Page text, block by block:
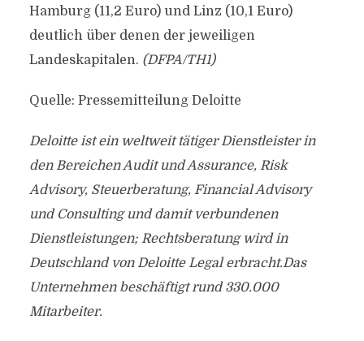
Hamburg (11,2 Euro) und Linz (10,1 Euro)
deutlich über denen der jeweiligen
Landeskapitalen. (DFPA/TH1)
Quelle: Pressemitteilung Deloitte
Deloitte ist ein weltweit tätiger Dienstleister in
den Bereichen Audit und Assurance, Risk
Advisory, Steuerberatung, Financial Advisory
und Consulting und damit verbundenen
Dienstleistungen; Rechtsberatung wird in
Deutschland von Deloitte Legal erbracht.Das
Unternehmen beschäftigt rund 330.000
Mitarbeiter.